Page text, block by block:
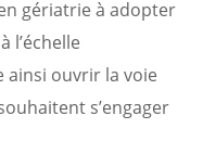
gériatrie à adopter
l’échelle
ainsi ouvrir la voie
s’engager